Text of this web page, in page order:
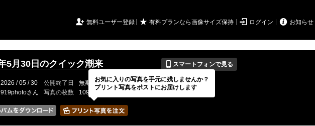
 無料ユーザー登録 ★ 有料プランなら画像サイズ保持  ログイン  お知らせ
5月30日のクイック潮来 📱 スマートフォンで見る
2026 / 05 / 30 公開終了日 無期限 イベントの期間
---
919photoさん 写真の枚数 109 / 2000枚
お気に入りの写真を手元に残しませんか？
プリント写真をポストにお届けします